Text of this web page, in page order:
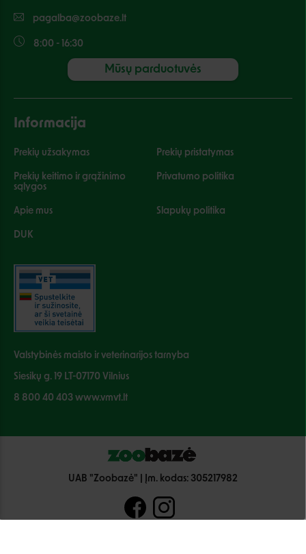
pagalba@zoobaze.lt
8:00 - 16:30
Mūsų parduotuvės
Informacija
Prekių užsakymas Prekių pristatymas
Prekių keitimo ir grąžinimo
sąlygos
Privatumo politika
Apie mus Slapukų politika
DUK
Valstybinės maisto ir veterinarijos tarnyba
Siesikų g. 19 LT-07170 Vilnius
8 800 40 403 www.vmvt.lt
UAB "Zoobazė" | Įm. kodas: 305217982